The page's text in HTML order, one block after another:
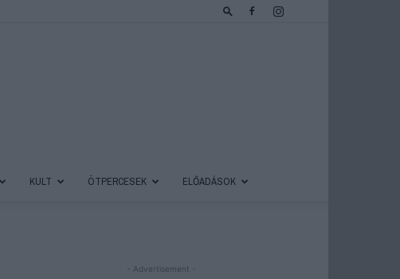
KULT ÖTPERCESEK ELŐADÁSOK
- Advertisement -